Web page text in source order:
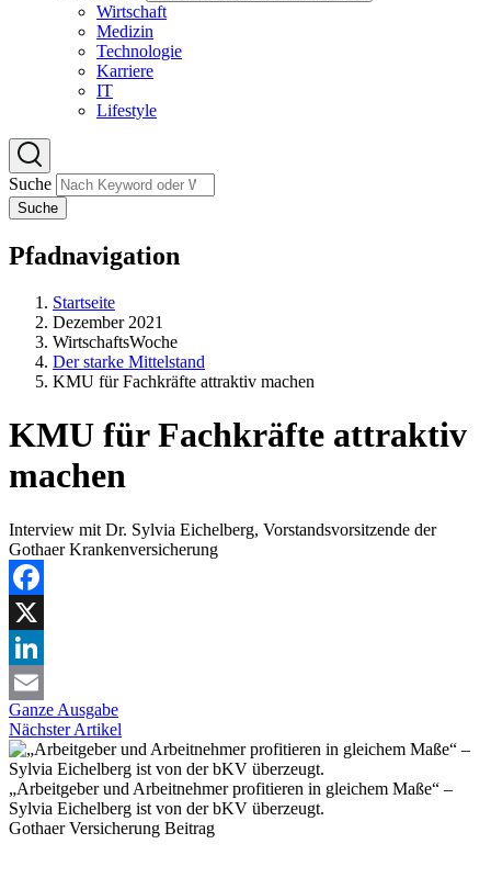
Wirtschaft
Medizin
Technologie
Karriere
IT
Lifestyle
Suche
Suche
Pfadnavigation
Startseite
Dezember 2021
WirtschaftsWoche
Der starke Mittelstand
KMU für Fachkräfte attraktiv machen
KMU für Fachkräfte attraktiv
machen
Interview mit Dr. Sylvia Eichelberg, Vorstandsvorsitzende der
Gothaer Krankenversicherung
Facebook
X
LinkedIn
Email
Ganze Ausgabe
Nächster Artikel
„Arbeitgeber und Arbeitnehmer profitieren in gleichem Maße“ –
Sylvia Eichelberg ist von der bKV überzeugt.
Gothaer Versicherung Beitrag